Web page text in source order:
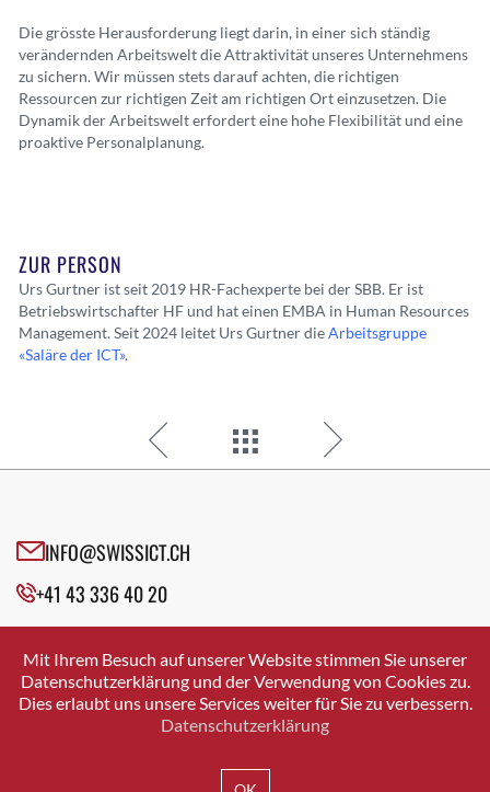
Die grösste Herausforderung liegt darin, in einer sich ständig
verändernden Arbeitswelt die Attraktivität unseres Unternehmens
zu sichern. Wir müssen stets darauf achten, die richtigen
Ressourcen zur richtigen Zeit am richtigen Ort einzusetzen. Die
Dynamik der Arbeitswelt erfordert eine hohe Flexibilität und eine
proaktive Personalplanung.
ZUR PERSON
Urs Gurtner ist seit 2019 HR-Fachexperte bei der SBB. Er ist
Betriebswirtschafter HF und hat einen EMBA in Human Resources
Management. Seit 2024 leitet Urs Gurtner dieArbeitsgruppe
«Saläre der ICT».
INFO@SWISSICT.CH
+41 43 336 40 20
SWISSICT
VULKANSTRASSE 120
8048 ZURICH
Mit Ihrem Besuch auf unserer Website stimmen Sie unserer
Datenschutzerklärung und der Verwendung von Cookies zu.
Dies erlaubt uns unsere Services weiter für Sie zu verbessern.
Datenschutzerklärung